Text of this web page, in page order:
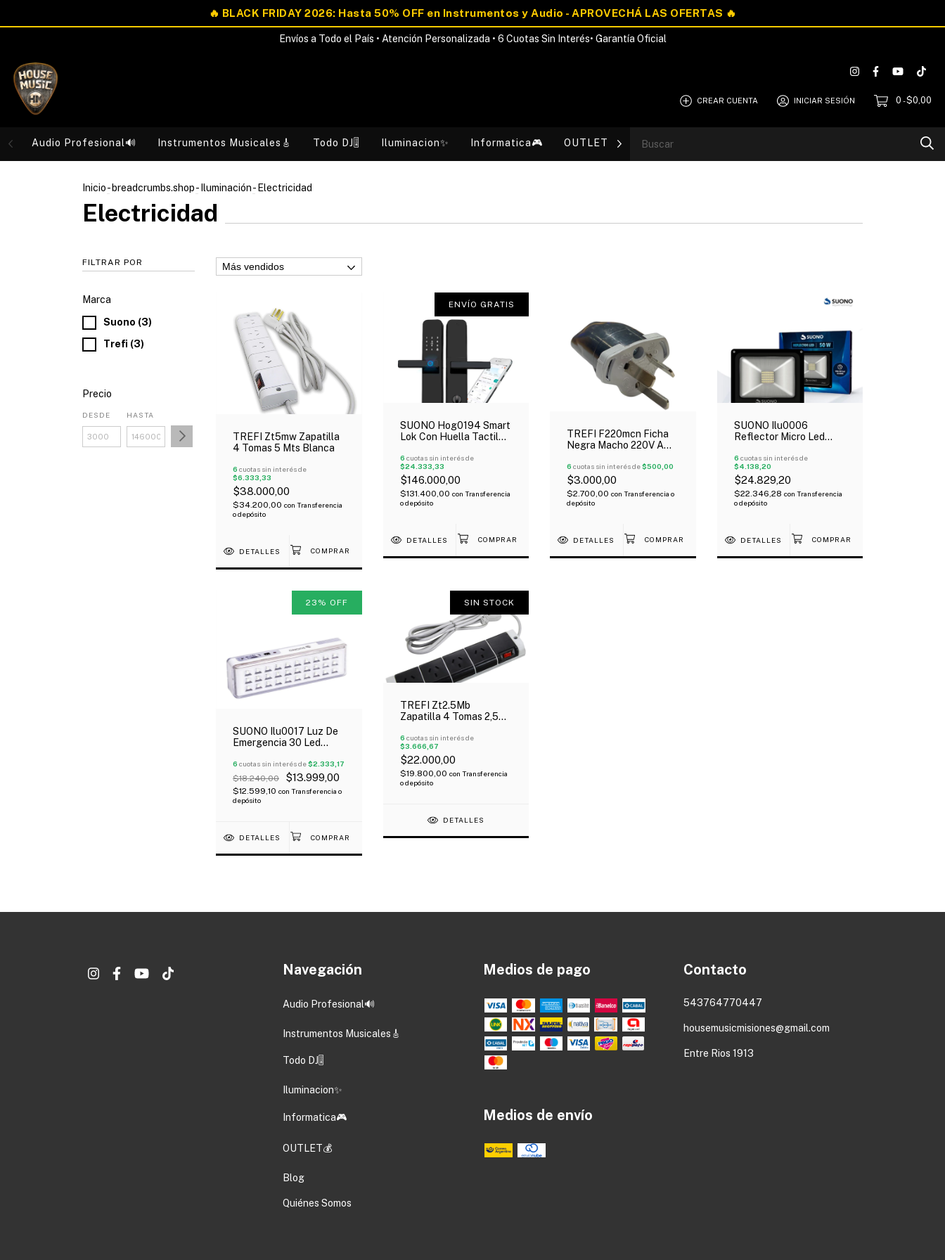
Envíos a Todo el País • Atención Personalizada • 6 Cuotas Sin Interés• Garantía Oficial
CREAR CUENTA INICIAR SESIÓN 0 -$0,00
Audio Profesional🔊 Instrumentos Musicales🎸 Todo DJ🎚️ Iluminacion✨ Informatica🎮 OUTLET💰 Blog
Inicio- breadcrumbs.shop- Iluminación- Electricidad
Electricidad
FILTRAR POR
Marca
Suono (3)
Trefi (3)
Precio
DESDE HASTA
TREFI Zt5mw Zapatilla
4 Tomas 5 Mts Blanca
6 cuotas sin interés de
$6.333,33
$38.000,00
$34.200,00 con Transferencia
o depósito
DETALLES
ENVÍO GRATIS
SUONO Hog0194 Smart
Lok Con Huella Tactil
6 cuotas sin interés de
$24.333,33
$146.000,00
$131.400,00 con Transferencia
o depósito
DETALLES
TREFI F220mcn Ficha
Negra Macho 220V A
6 cuotas sin interés de$500,00
$3.000,00
$2.700,00 con Transferencia o
depósito
DETALLES
SUONO Ilu0006
Reflector Micro Led
Consumo
6 cuotas sin interés de
$4.138,20
$24.829,20
$22.346,28 con Transferencia
o depósito
DETALLES
23 % OFF
SUONO Ilu0017 Luz De
Emergencia 30 Led
6 cuotas sin interés de$2.333,17
$18.240,00 $13.999,00
$12.599,10 con Transferencia o
depósito
DETALLES
SIN STOCK
TREFI Zt2.5Mb
Zapatilla 4 Tomas 2,5
6 cuotas sin interés de
$3.666,67
$22.000,00
$19.800,00 con Transferencia
o depósito
DETALLES
Navegación
Audio Profesional🔊
Instrumentos Musicales🎸
Todo DJ🎚️
Iluminacion✨
Informatica🎮
OUTLET💰
Blog
Quiénes Somos
Medios de pago
Medios de envío
Contacto
543764770447
housemusicmisiones@gmail.com
Entre Rios 1913